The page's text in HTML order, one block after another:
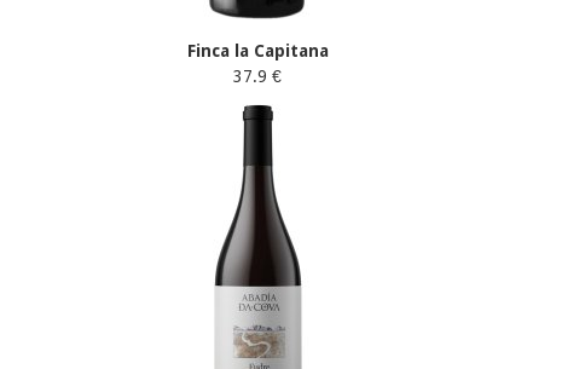
Finca la Capitana
37.9 €